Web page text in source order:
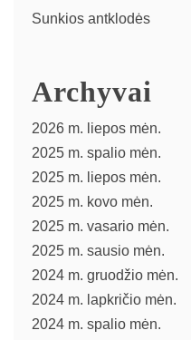
Sunkios antklodės
Archyvai
2026 m. liepos mėn.
2025 m. spalio mėn.
2025 m. liepos mėn.
2025 m. kovo mėn.
2025 m. vasario mėn.
2025 m. sausio mėn.
2024 m. gruodžio mėn.
2024 m. lapkričio mėn.
2024 m. spalio mėn.